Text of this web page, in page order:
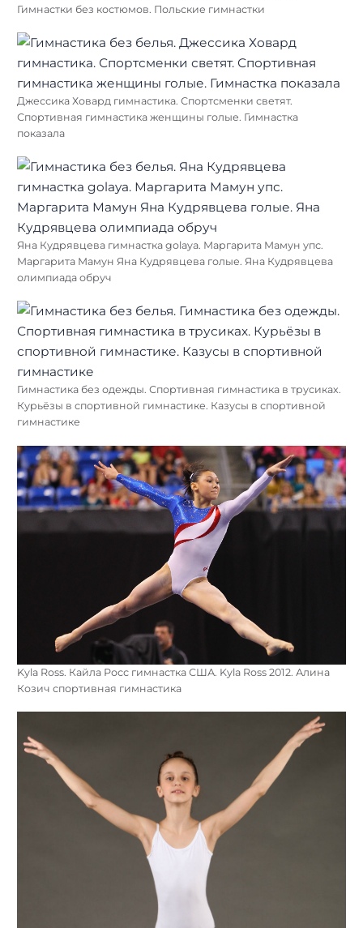
Гимнастки без костюмов. Польские гимнастки
Джессика Ховард гимнастика. Спортсменки светят.
Спортивная гимнастика женщины голые. Гимнастка
показала
Яна Кудрявцева гимнастка golaya. Маргарита Мамун упс.
Маргарита Мамун Яна Кудрявцева голые. Яна Кудрявцева
олимпиада обруч
Гимнастика без одежды. Спортивная гимнастика в трусиках.
Курьёзы в спортивной гимнастике. Казусы в спортивной
гимнастике
Kyla Ross. Кайла Росс гимнастка США. Kyla Ross 2012. Алина
Козич спортивная гимнастика